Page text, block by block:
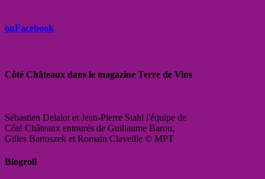
onFacebook
Côté Châteaux dans le magazine Terre de Vins
Sébastien Delalot et Jean-Pierre Stahl l'équipe de
Côté Châteaux entourés de Guillaume Barou,
Gilles Bartoszek et Romain Claveille © MPT
Blogroll